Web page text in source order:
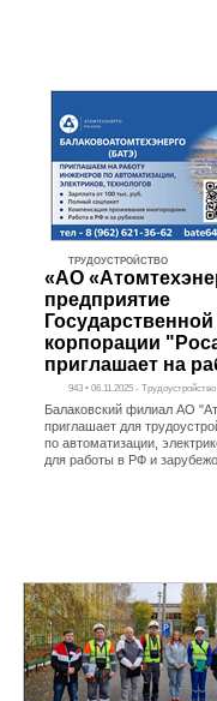
ТРУДОУСТРОЙСТВО
«АО
предприятие
Государственной
корпорации
приглашает на
943 • 06.11.2025 - Трудоустройство
Балаковский филиал АО
приглашает для
по автоматизации,
для работы в РФ и